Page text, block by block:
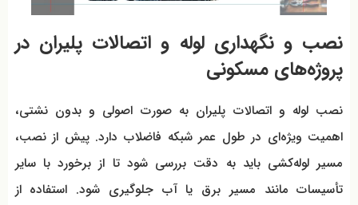
نصب و نگهداری لوله و اتصالات پلیران در
پروژه‌های مسکونی
نصب لوله و اتصالات پلیران به صورت اصولی و بدون نشتی،
اهمیت ویژه‌ای در طول عمر شبکه فاضلاب دارد. پیش از نصب،
مسیر لوله‌کشی باید به دقت بررسی شود تا از برخورد با سایر
تأسیسات مانند مسیر برق یا آب جلوگیری شود. استفاده از